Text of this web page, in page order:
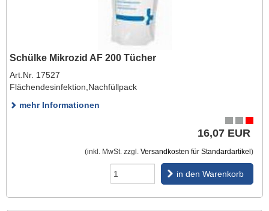
Schülke Mikrozid AF 200 Tücher
Art.Nr. 17527
Flächendesinfektion,Nachfüllpack
mehr Informationen
16,07 EUR
(inkl. MwSt. zzgl. Versandkosten für Standardartikel )
in den Warenkorb